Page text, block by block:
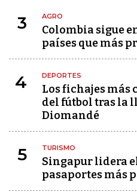
3 AGRO
Colombia sigue
países que más
4 DEPORTES
Los fichajes más
del fútbol tras la
Diomandé
5 TURISMO
Singapur lidera
pasaportes más